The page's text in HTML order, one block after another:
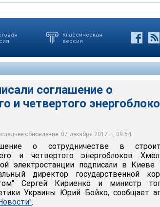
Классическая
версия
соглашение о
и четвертого
обновление: 07 декабря 2017 г., 09:54
о сотрудничестве в
и четвертого энергоблоков
электростанции подписали в Киеве
директор государственной
Сергей Кириенко и министр
Украины Юрий Бойко, сообщает
.